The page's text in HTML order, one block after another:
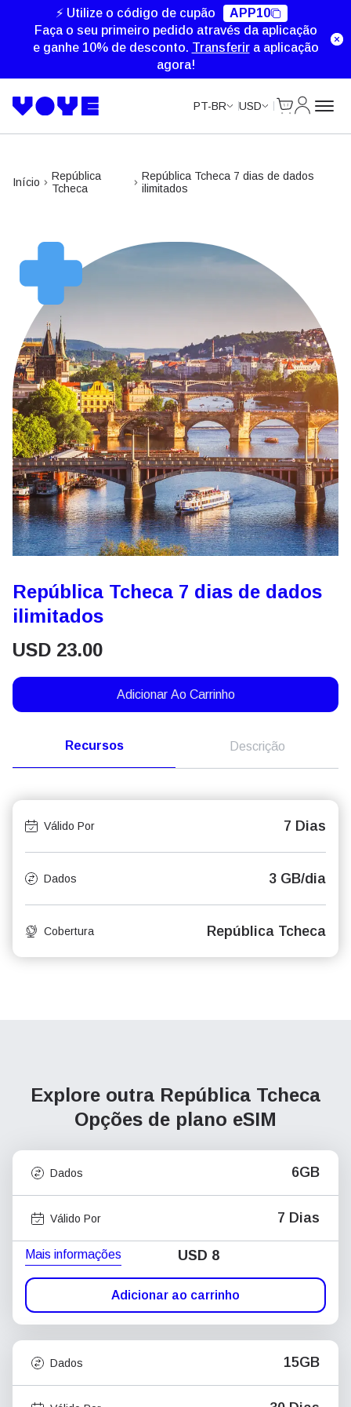
⚡ Utilize o código de cupão
APP10
Faça o seu primeiro pedido através da aplicação
e ganhe 10% de desconto. Transferira aplicação
agora!
PT-BR USD
Início
República
Tcheca
República Tcheca 7 dias de dados
ilimitados
República Tcheca 7 dias de dados
ilimitados
USD 23.00
Adicionar Ao Carrinho
Recursos Descrição
Válido Por 7 Dias
Dados 3 GB/dia
Cobertura República Tcheca
Explore outra República Tcheca
Opções de plano eSIM
Dados 6GB
Válido Por 7 Dias
Mais informações USD 8
Adicionar ao carrinho
Dados 15GB
Unlimited Data